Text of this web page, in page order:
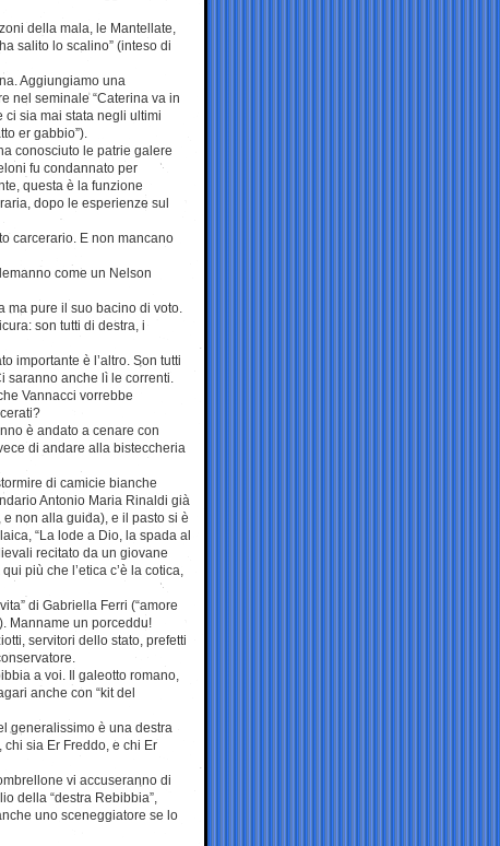
della mala, le Mantellate,
salito lo scalino” (inteso di
Aggiungiamo una
nel seminale “Caterina va in
ci sia mai stata negli ultimi
er gabbio”).
conosciuto le patrie galere
fu condannato per
questa è la funzione
dopo le esperienze sul
carcerario. E non mancano
come un Nelson
ma pure il suo bacino di voto.
son tutti di destra, i
importante è l’altro. Son tutti
saranno anche lì le correnti.
Vannacci vorrebbe
è andato a cenare con
di andare alla bisteccheria
di camicie bianche
Antonio Maria Rinaldi già
non alla guida), e il pasto si è
“La lode a Dio, la spada al
recitato da un giovane
più che l’etica c’è la cotica,
di Gabriella Ferri (“amore
Manname un porceddu!
servitori dello stato, prefetti
a voi. Il galeotto romano,
anche con “kit del
generalissimo è una destra
sia Er Freddo, e chi Er
vi accuseranno di
della “destra Rebibbia”,
uno sceneggiatore se lo